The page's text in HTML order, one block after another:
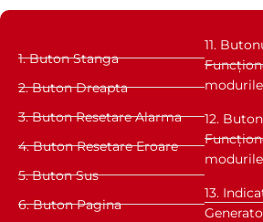
1. Buton Stanga
2. Buton Dreapta
3. Buton Resetare Alarma
4. Buton Resetare Eroare
5. Buton Sus
6. Buton Pagina
11.
12.
13.